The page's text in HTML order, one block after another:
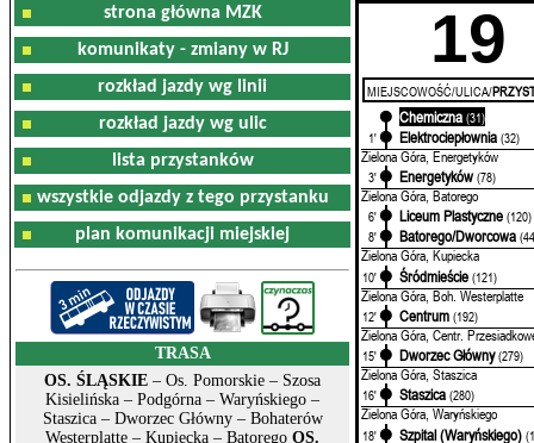
strona główna MZK
komunikaty - zmiany w RJ
rozkład jazdy wg linii
rozkład jazdy wg ulic
lista przystanków
wszystkie odjazdy z tego przystanku
plan komunikacji miejskiej
TRASA
OS. ŚLĄSKIE – Os. Pomorskie – Szosa
Kisielińska – Podgórna – Waryńskiego –
Staszica – Dworzec Główny – Bohaterów
Westerplatte – Kupiecka – Batorego OS.
19
MIEJSCOWOŚĆ/ULICA/
Chemiczna (31)
1'
Elektrociepłownia (32)
Zielona Góra, Energetyków
3' Energetyków (78)
Zielona Góra, Batorego
6' Liceum Plastyczne (120)
8'
Batorego/Dworcowa
Zielona Góra, Kupiecka
10' Śródmieście (121)
Zielona Góra, Boh. Westerplatte
12' Centrum (192)
Zielona Góra, Centr.
15' Dworzec Główny (279)
Zielona Góra, Staszica
16' Staszica (280)
Zielona Góra, Waryńskiego
18' Szpital (Waryńskiego)